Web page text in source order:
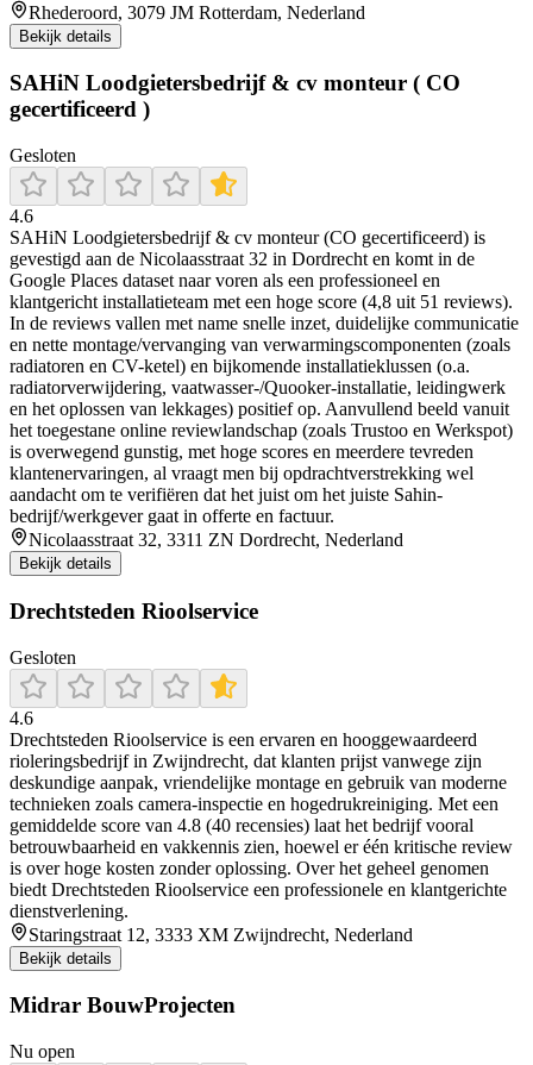
Rhederoord, 3079 JM Rotterdam, Nederland
Bekijk details
SAHiN Loodgietersbedrijf & cv monteur ( CO
gecertificeerd )
Gesloten
4.6
SAHiN Loodgietersbedrijf & cv monteur (CO gecertificeerd) is
gevestigd aan de Nicolaasstraat 32 in Dordrecht en komt in de
Google Places dataset naar voren als een professioneel en
klantgericht installatieteam met een hoge score (4,8 uit 51 reviews).
In de reviews vallen met name snelle inzet, duidelijke communicatie
en nette montage/vervanging van verwarmingscomponenten (zoals
radiatoren en CV-ketel) en bijkomende installatieklussen (o.a.
radiatorverwijdering, vaatwasser-/Quooker-installatie, leidingwerk
en het oplossen van lekkages) positief op. Aanvullend beeld vanuit
het toegestane online reviewlandschap (zoals Trustoo en Werkspot)
is overwegend gunstig, met hoge scores en meerdere tevreden
klantenervaringen, al vraagt men bij opdrachtverstrekking wel
aandacht om te verifiëren dat het juist om het juiste Sahin-
bedrijf/werkgever gaat in offerte en factuur.
Nicolaasstraat 32, 3311 ZN Dordrecht, Nederland
Bekijk details
Drechtsteden Rioolservice
Gesloten
4.6
Drechtsteden Rioolservice is een ervaren en hooggewaardeerd
rioleringsbedrijf in Zwijndrecht, dat klanten prijst vanwege zijn
deskundige aanpak, vriendelijke montage en gebruik van moderne
technieken zoals camera-inspectie en hogedrukreiniging. Met een
gemiddelde score van 4.8 (40 recensies) laat het bedrijf vooral
betrouwbaarheid en vakkennis zien, hoewel er één kritische review
is over hoge kosten zonder oplossing. Over het geheel genomen
biedt Drechtsteden Rioolservice een professionele en klantgerichte
dienstverlening.
Staringstraat 12, 3333 XM Zwijndrecht, Nederland
Bekijk details
Midrar BouwProjecten
Nu open